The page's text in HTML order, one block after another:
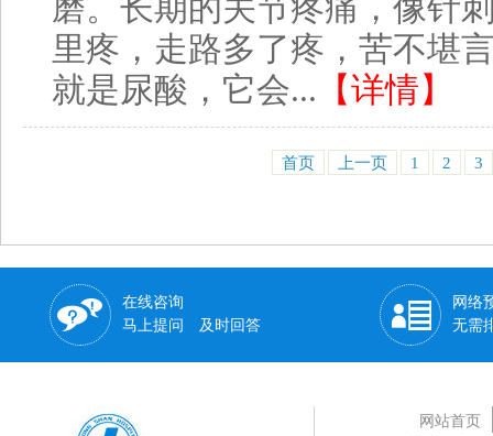
磨。长期的关节疼痛，像针
里疼，走路多了疼，苦不堪
就是尿酸，它会... 【详情】
首页 上一页 1 2 3
在线咨询
马上提问 及时回答
网络
无需
网站首页